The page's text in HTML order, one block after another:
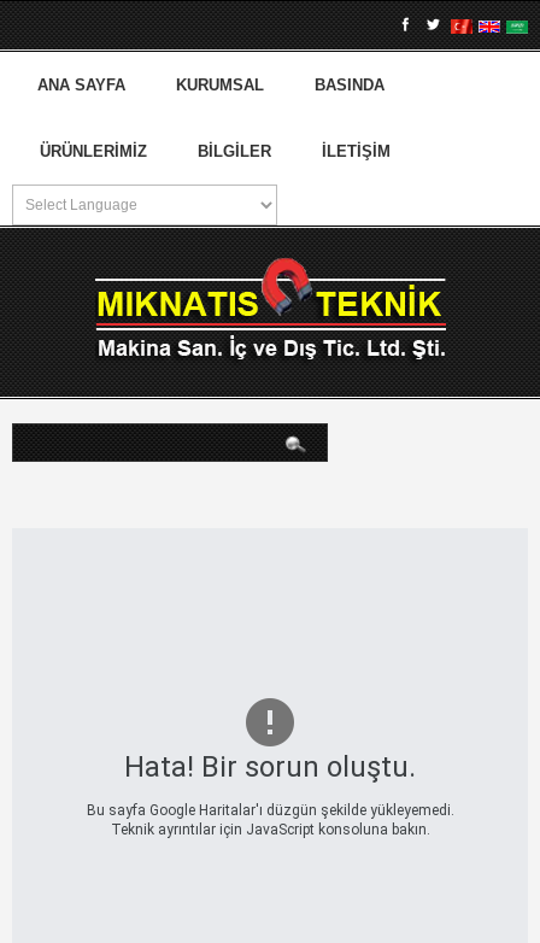
ANA SAYFA KURUMSAL BASINDA
ÜRÜNLERIMIZ BILGILER İLETIŞIM
arama...
Hata! Bir sorun oluştu.
Bu sayfa Google Haritalar'ı düzgün şekilde yükleyemedi.
Teknik ayrıntılar için JavaScript konsoluna bakın.